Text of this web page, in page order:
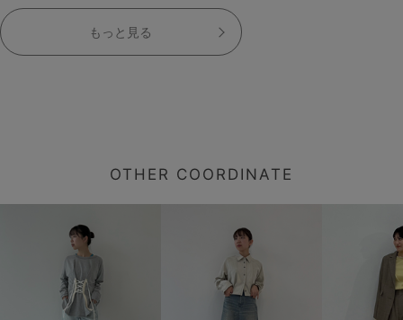
もっと見る
OTHER COORDINATE